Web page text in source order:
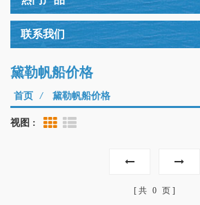
联系我们
黛勒帆船价格
首页 / 黛勒帆船价格
视图 : Grid View
共 0 页